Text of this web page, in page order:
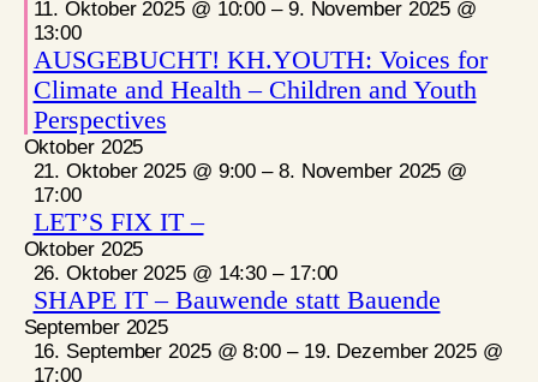
11. Oktober 2025 @ 10:00 – 9. November 2025 @
13:00
AUSGEBUCHT! KH.YOUTH: Voices for
Climate and Health – Children and Youth
Perspectives
Oktober 2025
21. Oktober 2025 @ 9:00 – 8. November 2025 @
17:00
LET’S FIX IT –
Oktober 2025
26. Oktober 2025 @ 14:30 – 17:00
SHAPE IT – Bauwende statt Bauende
September 2025
16. September 2025 @ 8:00 – 19. Dezember 2025 @
17:00